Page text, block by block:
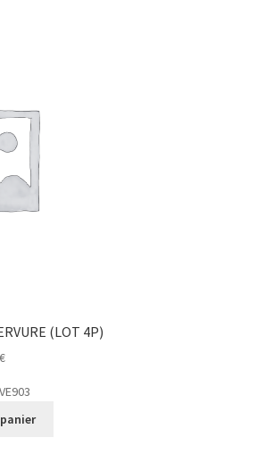
(LOT 4P)